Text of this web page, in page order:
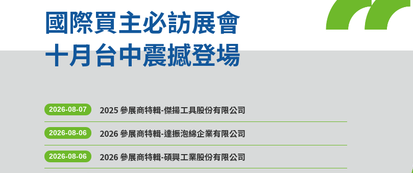
國際買主必訪展會
十月台中震撼登場
2026-08-07 2025 參展商特輯-傑揚工具股份有限公司
2026-08-06 2026 參展商特輯-達振泡綿企業有限公司
2026-08-06 2026 參展商特輯-碩興工業股份有限公司